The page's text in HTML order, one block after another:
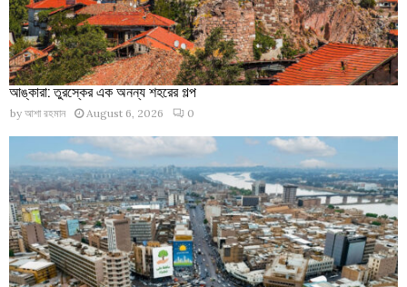
আঙ্কারা: তুরস্কের এক অনন্য শহরের গল্প
by আশা রহমান August 6, 2026 0